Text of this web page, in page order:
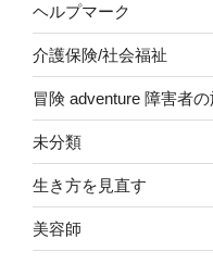
ヘルプマーク
介護保険/社会福祉
冒険 adventure 障害者
未分類
生き方を見直す
美容師